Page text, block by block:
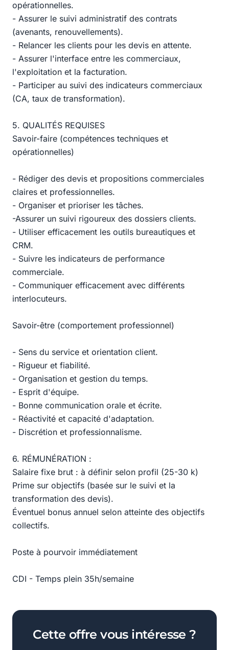
opérationnelles.
- Assurer le suivi administratif des contrats
(avenants, renouvellements).
- Relancer les clients pour les devis en attente.
- Assurer l'interface entre les commerciaux,
l'exploitation et la facturation.
- Participer au suivi des indicateurs commerciaux
(CA, taux de transformation).
5. QUALITÉS REQUISES
Savoir-faire (compétences techniques et
opérationnelles)
- Rédiger des devis et propositions commerciales
claires et professionnelles.
- Organiser et prioriser les tâches.
-Assurer un suivi rigoureux des dossiers clients.
- Utiliser efficacement les outils bureautiques et
CRM.
- Suivre les indicateurs de performance
commerciale.
- Communiquer efficacement avec différents
interlocuteurs.
Savoir-être (comportement professionnel)
- Sens du service et orientation client.
- Rigueur et fiabilité.
- Organisation et gestion du temps.
- Esprit d'équipe.
- Bonne communication orale et écrite.
- Réactivité et capacité d'adaptation.
- Discrétion et professionnalisme.
6. RÉMUNÉRATION :
Salaire fixe brut : à définir selon profil (25-30 k)
Prime sur objectifs (basée sur le suivi et la
transformation des devis).
Éventuel bonus annuel selon atteinte des objectifs
collectifs.
Poste à pourvoir immédiatement
CDI - Temps plein 35h/semaine
Cette offre vous intéresse ?